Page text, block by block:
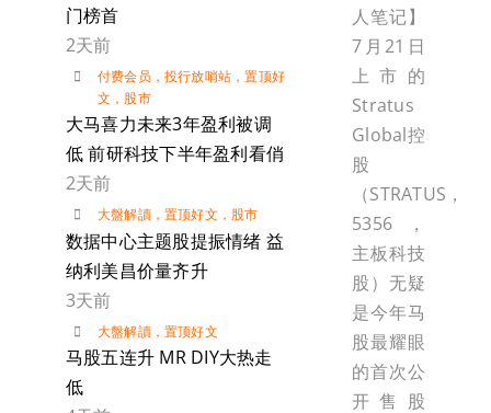
门榜首
2天前
付费会员 ， 投行放哨站 ，置顶好
文 ， 股市
大马喜力未来3年盈利被调
低 前研科技下半年盈利看俏
2天前
大盤解讀， 置顶好文 ， 股市
数据中心主题股提振情绪 益
纳利美昌价量齐升
3天前
大盤解讀， 置顶好文
马股五连升 MR DIY大热走
低
人笔记】
7月21日
上市的
Stratus
Global控
股
（STRATUS，
5356，
主板科技
股）无疑
是今年马
股最耀眼
的首次公
开售股